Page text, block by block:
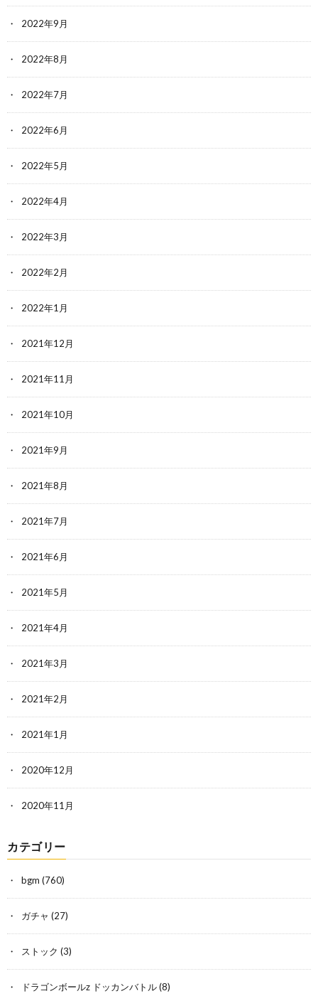
2022年9月
2022年8月
2022年7月
2022年6月
2022年5月
2022年4月
2022年3月
2022年2月
2022年1月
2021年12月
2021年11月
2021年10月
2021年9月
2021年8月
2021年7月
2021年6月
2021年5月
2021年4月
2021年3月
2021年2月
2021年1月
2020年12月
2020年11月
カテゴリー
bgm (760)
ガチャ (27)
ストック (3)
ドラゴンボールz ドッカンバトル(8)